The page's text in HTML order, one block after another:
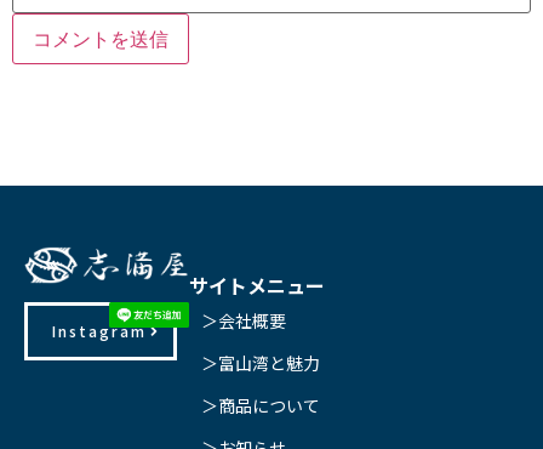
Instagram
サイトメニュー
＞会社概要
＞富山湾と魅力
＞商品について